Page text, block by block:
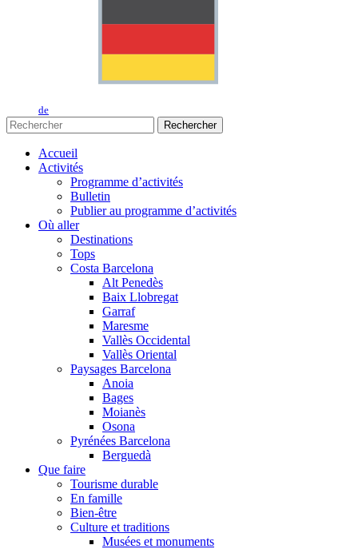
de
Rechercher
Accueil
Activités
Programme d’activités
Bulletin
Publier au programme d’activités
Où aller
Destinations
Tops
Costa Barcelona
Alt Penedès
Baix Llobregat
Garraf
Maresme
Vallès Occidental
Vallès Oriental
Paysages Barcelona
Anoia
Bages
Moianès
Osona
Pyrénées Barcelona
Berguedà
Que faire
Tourisme durable
En famille
Bien-être
Culture et traditions
Musées et monuments